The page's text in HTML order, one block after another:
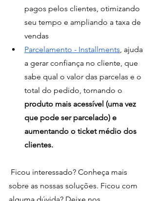
pagos pelos clientes, otimizando
seu tempo e ampliando a taxa de
vendas
Parcelamento - Installments , ajuda
a gerar confiança no cliente, que
sabe qual o valor das parcelas e o
total do pedido, tornando o
produto mais acessível (uma vez
que pode ser parcelado) e
aumentando o ticket médio dos
clientes.
sobre as nossas soluções. Ficou com